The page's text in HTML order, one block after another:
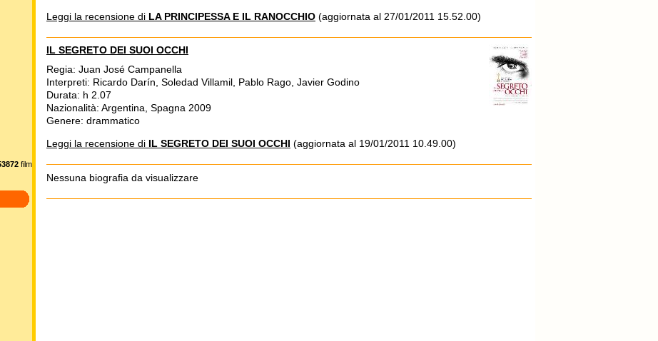
Leggi la recensione di LA PRINCIPESSA E IL RANOCCHIO (aggiornata al 27/01/2011 15.52.00)
IL SEGRETO DEI SUOI OCCHI
Regia: Juan José Campanella
Interpreti: Ricardo Darín, Soledad Villamil, Pablo Rago, Javier Godino
Durata: h 2.07
Nazionalità: Argentina, Spagna 2009
Genere: drammatico
Leggi la recensione di IL SEGRETO DEI SUOI OCCHI (aggiornata al 19/01/2011 10.49.00)
Nessuna biografia da visualizzare
film